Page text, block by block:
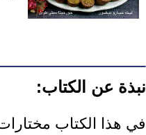
نبذة عن الكتاب:
في هذا الكتاب